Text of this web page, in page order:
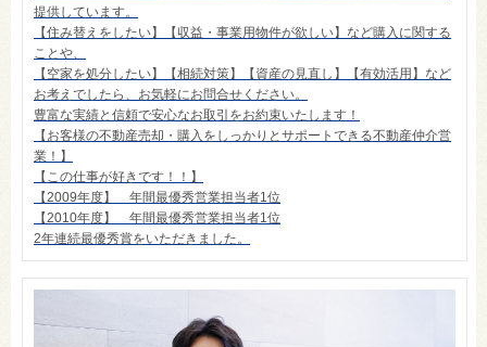
提供しています。
【住み替えをしたい】【収益・事業用物件が欲しい】など購入に関する
ことや、
【空家を処分したい】【相続対策】【資産の見直し】【有効活用】など
お考えでしたら、お気軽にお問合せください。
豊富な実績と信頼で安心なお取引をお約束いたします！
【お客様の不動産売却・購入をしっかりとサポートできる不動産仲介営
業！】
【この仕事が好きです！！】
【2009年度】 年間最優秀営業担当者1位
【2010年度】 年間最優秀営業担当者1位
2年連続最優秀賞をいただきました。